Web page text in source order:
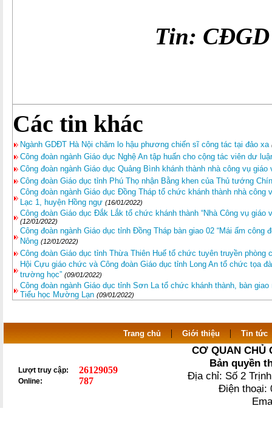
Tin: CĐGD
Các tin khác
Ngành GDĐT Hà Nội chăm lo hậu phương chiến sĩ công tác tại đảo xa
Công đoàn ngành Giáo dục Nghệ An tập huấn cho cộng tác viên dư
Công đoàn ngành Giáo dục Quảng Bình khánh thành nhà công vụ giáo
Công đoàn Giáo dục tỉnh Phú Thọ nhận Bằng khen của Thủ tướng
Công đoàn ngành Giáo dục Đồng Tháp tổ chức khánh thành nhà
Lạc 1, huyện Hồng ngự (16/01/2022)
Công đoàn Giáo dục Đắk Lắk tổ chức khánh thành “Nhà Công vụ giáo
(12/01/2022)
Công đoàn ngành Giáo dục tỉnh Đồng Tháp bàn giao 02 “Mái ấm công
Nông (12/01/2022)
Công đoàn Giáo dục tỉnh Thừa Thiên Huế tổ chức tuyên truyền phòng
Hội Cựu giáo chức và Công đoàn Giáo dục tỉnh Long An tổ chức tọa
trường học” (09/01/2022)
Công đoàn ngành Giáo dục tỉnh Sơn La tổ chức khánh thành, bàn
Tiểu học Mường Lạn (09/01/2022)
Trang chủ | Giới thiệu | Tin tức
Lượt truy cập: 26129059
Online: 787
CƠ QUAN CHỦ
Bản quyền
Địa chỉ: Số 2
Điện